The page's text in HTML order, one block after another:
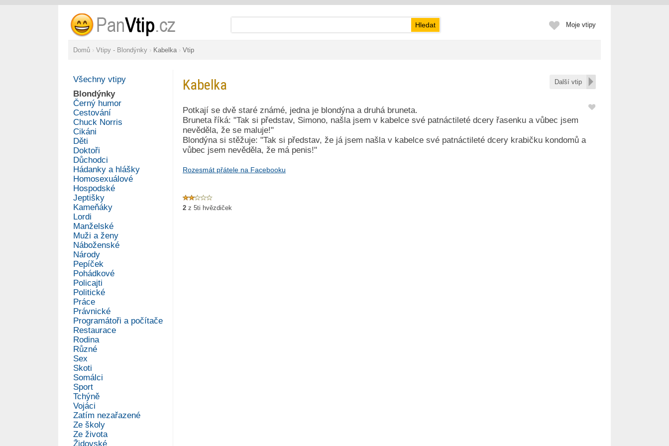
Moje vtipy
Domů › Vtipy - Blondýnky › Kabelka› Vtip
Všechny vtipy
Blondýnky
Černý humor
Cestování
Chuck Norris
Cikáni
Děti
Doktoři
Důchodci
Hádanky a hlášky
Homosexuálové
Hospodské
Jeptišky
Kameňáky
Lordi
Manželské
Muži a ženy
Náboženské
Národy
Pepíček
Pohádkové
Policajti
Politické
Práce
Právnické
Programátoři a počítače
Restaurace
Rodina
Různé
Sex
Skoti
Somálci
Sport
Tchýně
Vojáci
Zatím nezařazené
Ze školy
Ze života
Židovské
Další vtip
Kabelka
Potkají se dvě staré známé, jedna je blondýna a druhá bruneta.
Bruneta říká: "Tak si představ, Simono, našla jsem v kabelce své patnáctileté dcery řasenku a vůbec jsem
nevěděla, že se maluje!"
Blondýna si stěžuje: "Tak si představ, že já jsem našla v kabelce své patnáctileté dcery krabičku kondomů a
vůbec jsem nevěděla, že má penis!"
Rozesmát přátele na Facebooku
2 z 5ti hvězdiček